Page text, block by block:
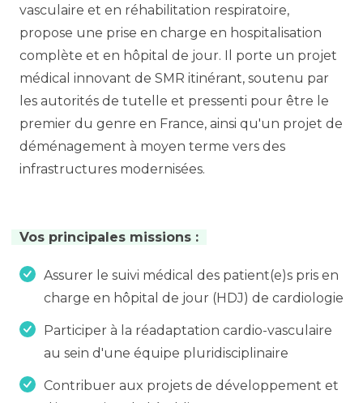
vasculaire et en réhabilitation respiratoire,
propose une prise en charge en hospitalisation
complète et en hôpital de jour. Il porte un projet
médical innovant de SMR itinérant, soutenu par
les autorités de tutelle et pressenti pour être le
premier du genre en France, ainsi qu'un projet de
déménagement à moyen terme vers des
infrastructures modernisées.
Vos principales missions :
Assurer le suivi médical des patient(e)s pris en
charge en hôpital de jour (HDJ) de cardiologie
Participer à la réadaptation cardio-vasculaire
au sein d'une équipe pluridisciplinaire
Contribuer aux projets de développement et